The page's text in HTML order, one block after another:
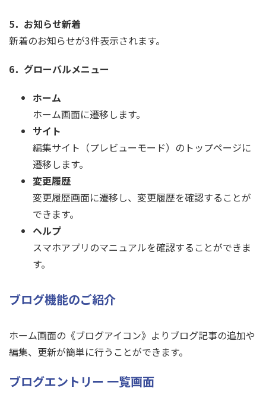
5．お知らせ新着
新着のお知らせが3件表示されます。
6．グローバルメニュー
ホーム
ホーム画面に遷移します。
サイト
編集サイト（プレビューモード）のトップページに
遷移します。
変更履歴
変更履歴画面に遷移し、変更履歴を確認することが
できます。
ヘルプ
スマホアプリのマニュアルを確認することができま
す。
ブログ機能のご紹介
ホーム画面の《ブログアイコン》よりブログ記事の追加や
編集、更新が簡単に行うことができます。
ブログエントリー 一覧画面